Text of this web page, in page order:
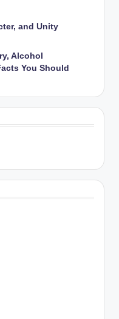
utilisateurs, les
la manière dont les
flux financiers liés
elle a
et à sécuriser les
aujourd’hui à
and Unity
Alcohol
You Should